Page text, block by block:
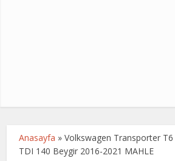
Anasayfa »Volkswagen Transporter T6
TDI 140 Beygir 2016-2021 MAHLE